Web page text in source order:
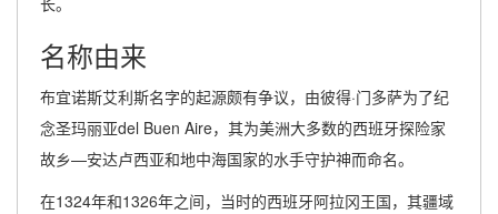
名称由来
布宜诺斯艾利斯名字的起源颇有争议，由彼得·门多萨为了纪
念圣玛丽亚del Buen Aire，其为美洲大多数的西班牙探险家
故乡—安达卢西亚和地中海国家的水手守护神而命名。
在1324年和1326年之间，当时的西班牙阿拉冈王国，其疆域